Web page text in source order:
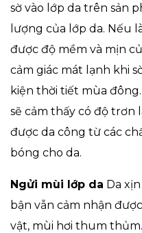
sờ vào lớp da trên sản
lượng của lớp da. Nếu
được độ mềm và mịn
cảm giác mát lạnh khi
kiện thời tiết mùa
sẽ cảm thấy có độ trơn
được da công từ các
bóng cho da.
Ngửi mùi lớp da Da
bận vẫn cảm nhận
vật, mùi hơi thum